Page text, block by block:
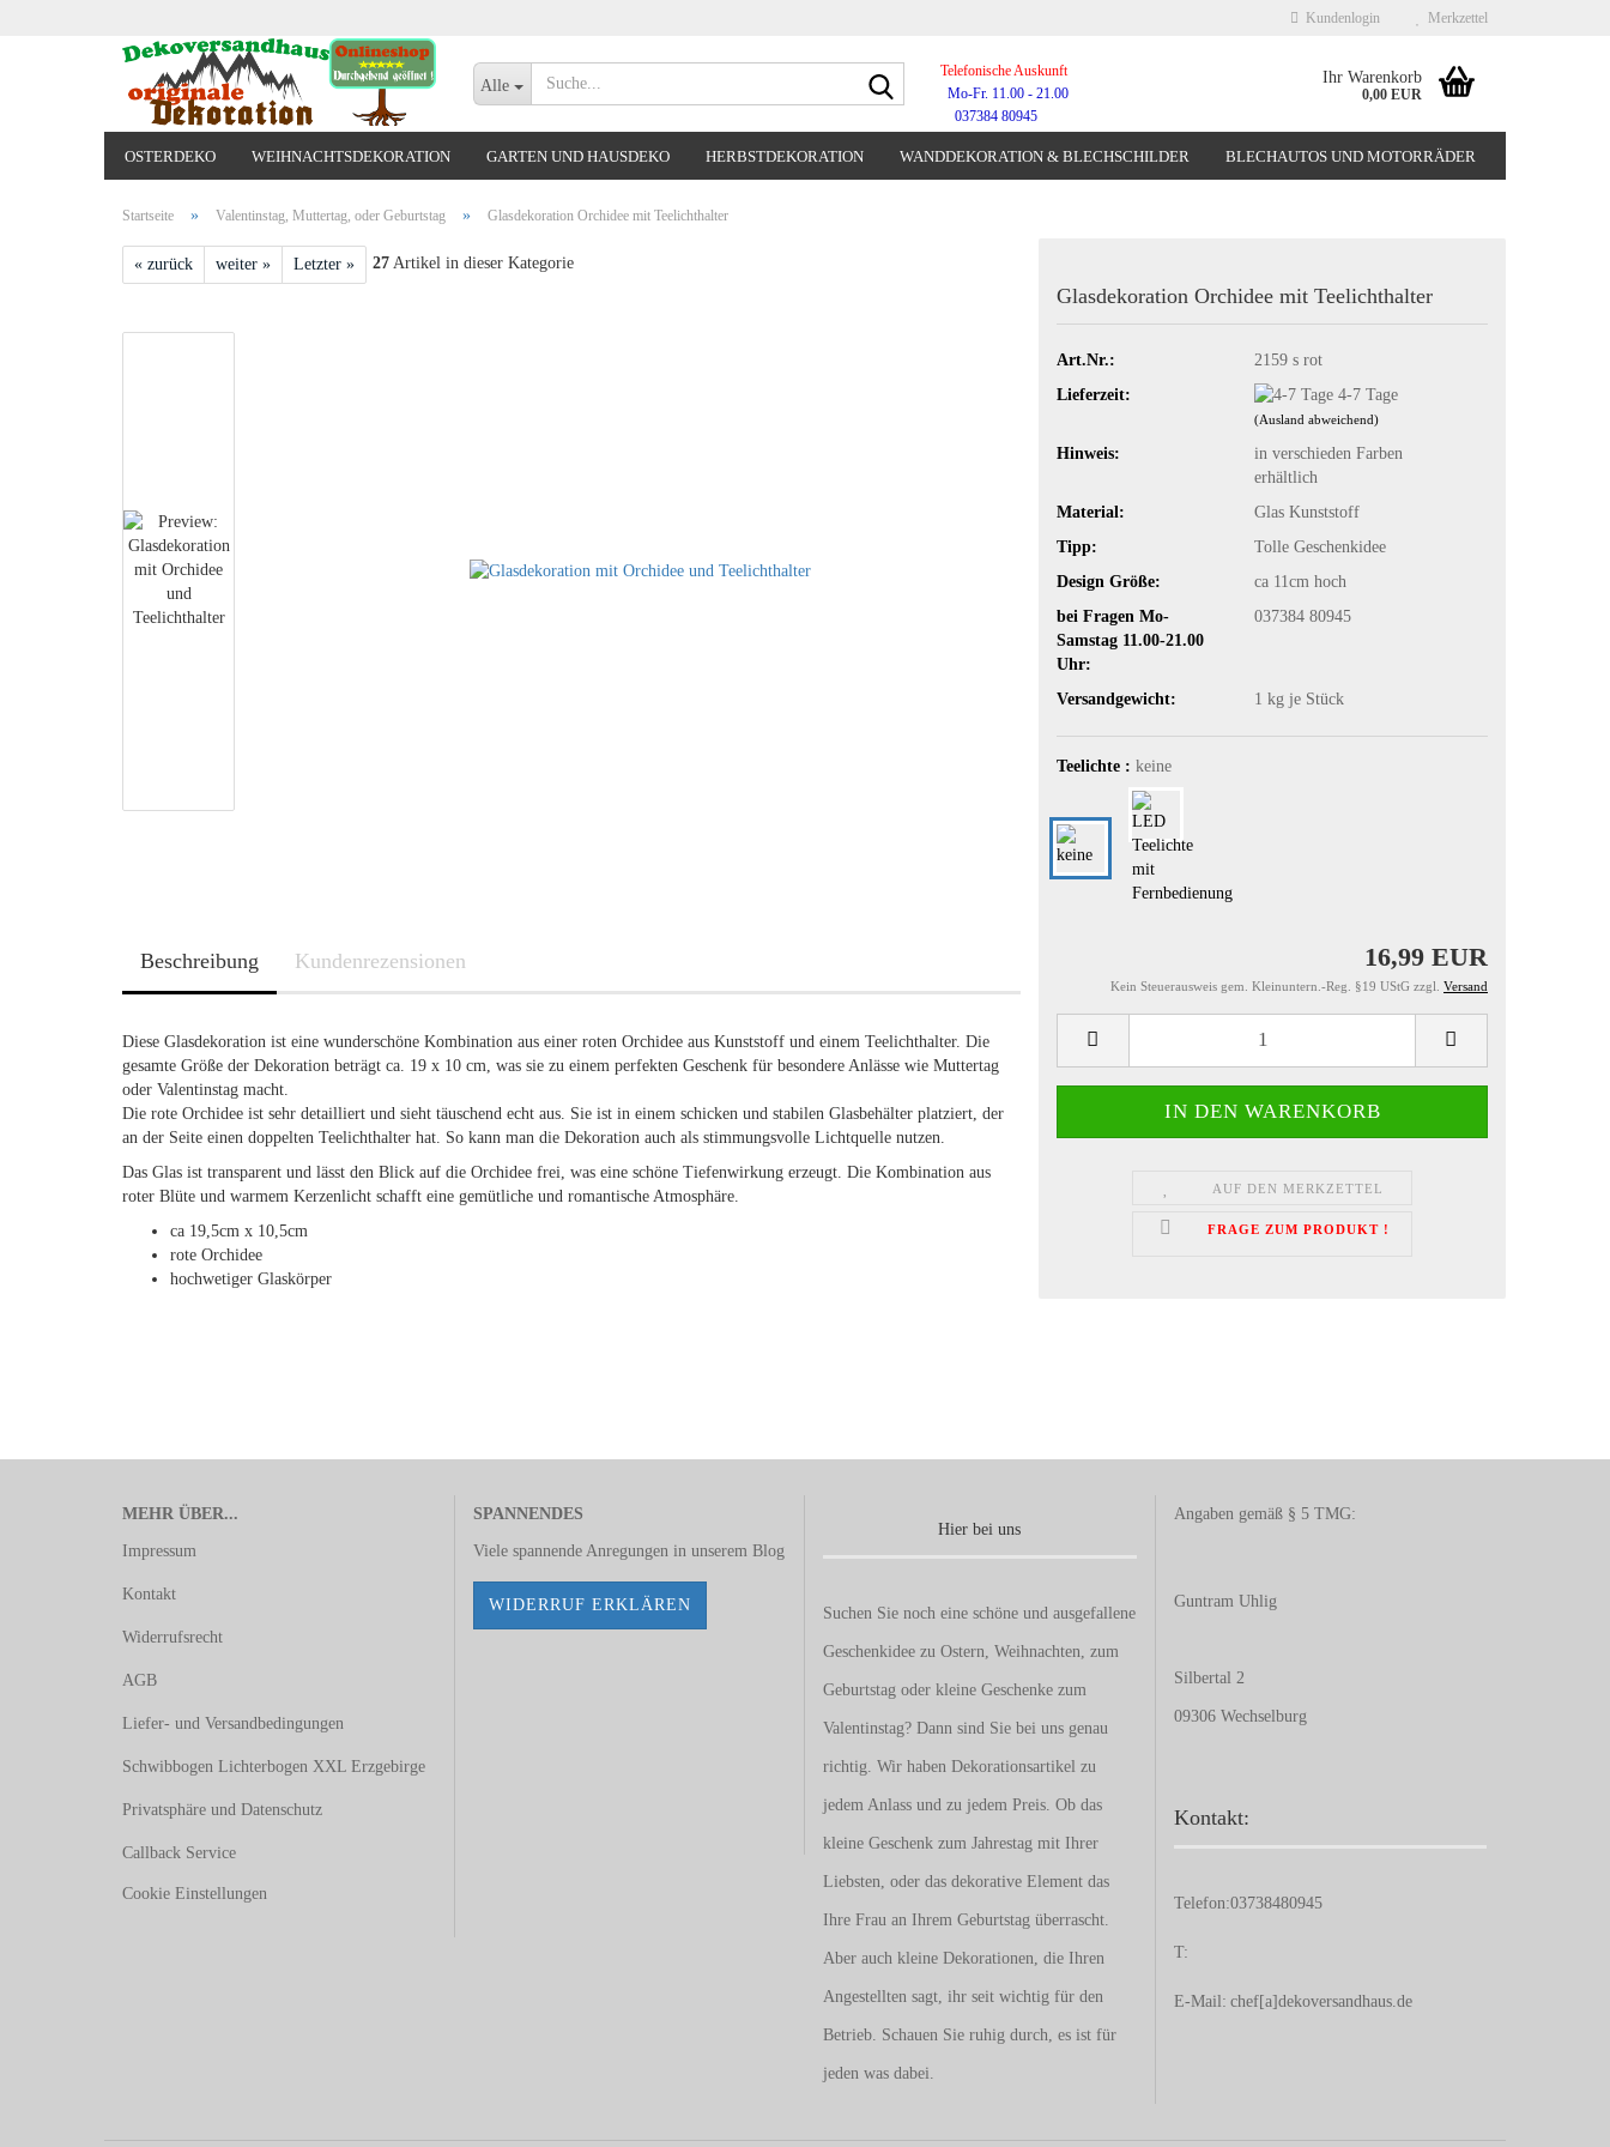
Kundenlogin Merkzettel
Alle
Suche...Telefonische Auskunft
Mo-Fr. 11.00 - 21.00
037384 80945
Ihr Warenkorb
0,00 EUR
OSTERDEKO WEIHNACHTSDEKORATION GARTEN UND HAUSDEKO HERBSTDEKORATION WANDDEKORATION & BLECHSCHILDER BLECHAUTOS UND MOTORRÄDER
Startseite » Valentinstag, Muttertag, oder Geburtstag » Glasdekoration Orchidee mit Teelichthalter
« zurück weiter » Letzter » 27 Artikel in dieser Kategorie
Glasdekoration Orchidee mit Teelichthalter
Art.Nr.:
2159 s rot
Lieferzeit:
4-7 Tage
(Ausland abweichend)
Hinweis:
in verschieden Farben
erhältlich
Material:
Glas Kunststoff
Tipp:
Tolle Geschenkidee
Design Größe:
ca 11cm hoch
bei Fragen Mo-
Samstag 11.00-21.00
Uhr:
037384 80945
Versandgewicht: 1 kg je Stück
Teelichte : keine
16,99 EUR
Kein Steuerausweis gem. Kleinuntern.-Reg. §19 UStG zzgl. Versand
AUF DEN MERKZETTEL
FRAGE ZUM PRODUKT !
Beschreibung Kundenrezensionen
Diese Glasdekoration ist eine wunderschöne Kombination aus einer roten Orchidee aus Kunststoff und einem Teelichthalter. Die
gesamte Größe der Dekoration beträgt ca. 19 x 10 cm, was sie zu einem perfekten Geschenk für besondere Anlässe wie Muttertag
oder Valentinstag macht.
Die rote Orchidee ist sehr detailliert und sieht täuschend echt aus. Sie ist in einem schicken und stabilen Glasbehälter platziert, der
an der Seite einen doppelten Teelichthalter hat. So kann man die Dekoration auch als stimmungsvolle Lichtquelle nutzen.
Das Glas ist transparent und lässt den Blick auf die Orchidee frei, was eine schöne Tiefenwirkung erzeugt. Die Kombination aus
roter Blüte und warmem Kerzenlicht schafft eine gemütliche und romantische Atmosphäre.
ca 19,5cm x 10,5cm
rote Orchidee
hochwetiger Glaskörper
MEHR ÜBER...
Impressum
Kontakt
Widerrufsrecht
AGB
Liefer- und Versandbedingungen
Schwibbogen Lichterbogen XXL Erzgebirge
Privatsphäre und Datenschutz
Callback Service
Cookie Einstellungen
SPANNENDES
Viele spannende Anregungen in unserem Blog
WIDERRUF ERKLÄREN
Hier bei uns
Suchen Sie noch eine schöne und ausgefallene
Geschenkidee zu Ostern, Weihnachten, zum
Geburtstag oder kleine Geschenke zum
Valentinstag? Dann sind Sie bei uns genau
richtig. Wir haben Dekorationsartikel zu
jedem Anlass und zu jedem Preis. Ob das
kleine Geschenk zum Jahrestag mit Ihrer
Liebsten, oder das dekorative Element das
Ihre Frau an Ihrem Geburtstag überrascht.
Aber auch kleine Dekorationen, die Ihren
Angestellten sagt, ihr seit wichtig für den
Betrieb. Schauen Sie ruhig durch, es ist für
jeden was dabei.
Angaben gemäß § 5 TMG:
Guntram Uhlig
Silbertal 2
09306 Wechselburg
Kontakt:
Telefon:03738480945
T:
E-Mail: chef[a]dekoversandhaus.de